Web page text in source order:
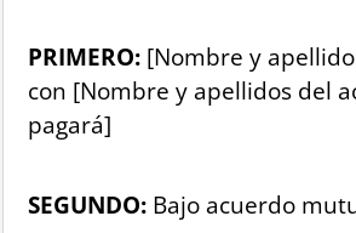
PRIMERO: [Nombre y
con [Nombre y apellidos del
pagará]
SEGUNDO: Bajo acuerdo